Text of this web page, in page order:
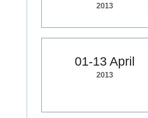
2013
01-13 April
2013